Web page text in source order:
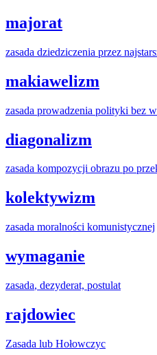
majorat
zasada dziedziczenia przez
makiawelizm
zasada prowadzenia polityki bez
diagonalizm
zasada kompozycji obrazu po
kolektywizm
zasada moralności komunistycznej
wymaganie
zasada, dezyderat, postulat
rajdowiec
Zasada lub Hołowczyc